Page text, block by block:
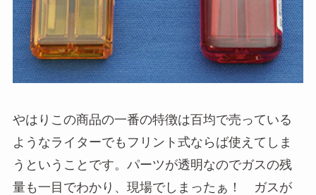
やはりこの商品の一番の特徴は百均で売っている
ようなライターでもフリント式ならば使えてしま
うということです。パーツが透明なのでガスの残
量も一目でわかり、現場でしまったぁ！ ガスが